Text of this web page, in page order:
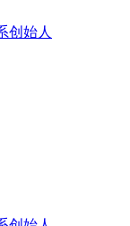
创始人